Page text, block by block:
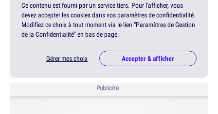
Ce contenu est fourni par un service tiers. Pour l'afficher, vous
devez accepter les cookies dans vos paramètres de confidentialité.
Modifiez ce choix à tout moment via le lien "Paramètres de Gestion
de la Confidentialité" en bas de page.
Gérer mes choix Accepter & afficher
Publicité